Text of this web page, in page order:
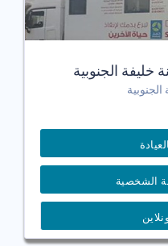
خليفة الجنوبية
الشخصية